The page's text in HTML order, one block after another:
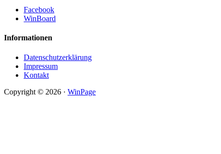
Facebook
WinBoard
Informationen
Datenschutzerklärung
Impressum
Kontakt
Copyright © 2026 · WinPage